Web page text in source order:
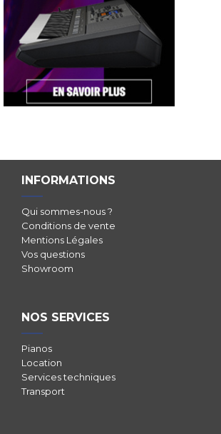
INFORMATIONS
Qui sommes-nous ?
Conditions de vente
Mentions Légales
Vos questions
Showroom
NOS SERVICES
Pianos
Location
Services techniques
Transport